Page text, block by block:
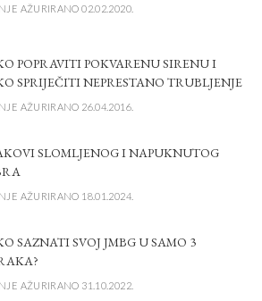
AŽURIRANO 02.02.2020.
POPRAVITI POKVARENU SIRENU I
SPRIJEČITI NEPRESTANO TRUBLJENJE
AŽURIRANO 26.04.2016.
SLOMLJENOG I NAPUKNUTOG
AŽURIRANO 18.01.2024.
SAZNATI SVOJ JMBG U SAMO 3
AŽURIRANO 31.10.2022.